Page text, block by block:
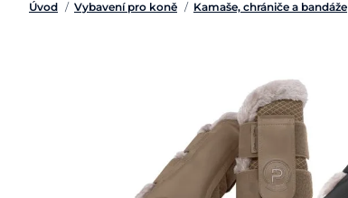
Úvod / Vybavení pro koně / Kamaše, chrániče a bandáže